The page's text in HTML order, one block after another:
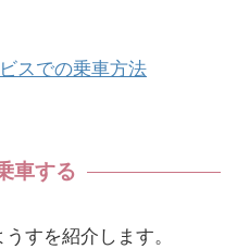
スでの乗車方法
車する
すを紹介します。